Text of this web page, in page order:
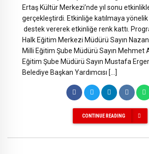
Ertaş Kültür Merkezi’nde yıl sonu
gerçekleştirdi. Etkinliğe katılmaya
destek vererek etkinliğe renk kattı.
Halk Eğitim Merkezi Müdürü Sayın
Milli Eğitim Şube Müdürü Sayın Mehmet
Eğitim Şube Müdürü Sayın Mustafa
Belediye Başkan Yardımcısı […]
CONTINUE READING